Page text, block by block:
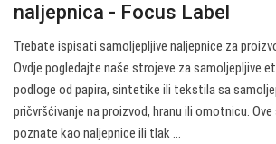
naljepnica - Focus Label
Trebate ispisati samoljepljive naljepnice za
Ovdje pogledajte naše strojeve za samoljepljive
podloge od papira, sintetike ili tekstila sa
pričvršćivanje na proizvod, hranu ili omotnicu.
poznate kao naljepnice ili tlak ...